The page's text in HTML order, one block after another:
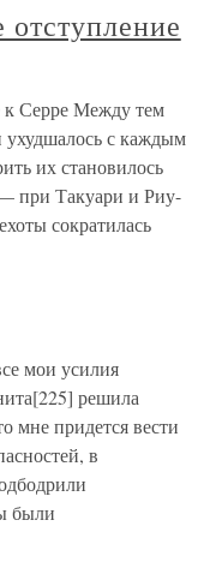
к Серре Между тем
ухудшалось с каждым
их становилось
при Такуари и Риу-
сократилась
мои усилия
решила
мне придется вести
в
были